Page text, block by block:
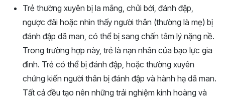
Trẻ thường xuyên bị la mắng, chửi bới, đánh đập,
ngược đãi hoặc nhìn thấy người thân (thường là mẹ) bị
đánh đập dã man, có thể bị sang chấn tâm lý nặng nề.
Trong trường hợp này, trẻ là nạn nhân của bạo lực gia
đình. Trẻ có thể bị đánh đập, hoặc thường xuyên
chứng kiến người thân bị đánh đập và hành hạ dã man.
Tất cả đều tạo nên những trải nghiệm kinh hoàng và